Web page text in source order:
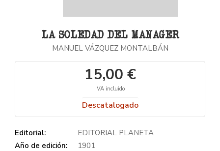
LA SOLEDAD DEL MANAGER
MANUEL VÁZQUEZ MONTALBÁN
15,00 €
IVA incluido
Descatalogado
Editorial:
EDITORIAL PLANETA
Año de edición:
1901